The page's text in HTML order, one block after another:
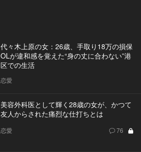
代々木上原の女：26歳、手取り18万の損保
OLが違和感を覚えた“身の丈に合わない”港
区での生活
恋愛
美容外科医として輝く28歳の女が、かつて
友人からされた痛烈な仕打ちとは
恋愛 76